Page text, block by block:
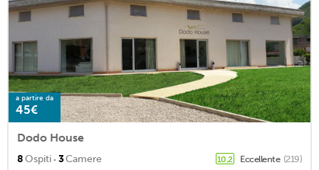
a partire da
45€
Dodo House
8Ospiti · 3Camere 10,2 Eccellente (219)